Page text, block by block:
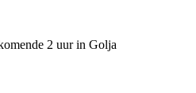
2 uur in Golja